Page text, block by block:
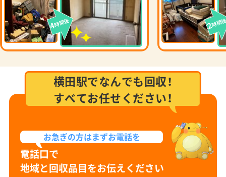
4時間後 2時間
横田駅でなんでも回収！
すべてお任せください！
お急ぎの方はまずお電話を
電話口で
地域と回収品目をお伝えください